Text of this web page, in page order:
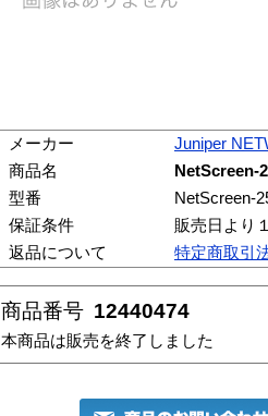
メーカー
Juniper
商品名
NetScreen-
型番
NetScreen-
保証条件
販売日より
返品について
特定商取引
商品番号 12440474
本商品は販売を終了しました